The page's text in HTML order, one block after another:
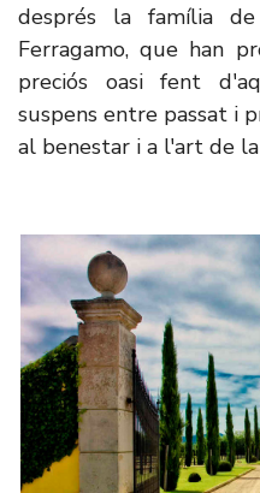
després la família
Ferragamo, que han
preciós oasi fent
suspens entre passat i
al benestar i a l'art de